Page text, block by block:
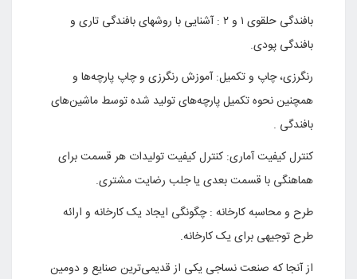
بافندگی حلقوی ۱ و ۲ : آشنایی با روشهای بافندگی تاری و
بافندگی پودی.
رنگرزی، چاپ و تکمیل: آموزش رنگرزی و چاپ پارچه‌ها و
همچنین نحوه تکمیل پارچه‌های تولید شده توسط ماشین‌های
بافندگی .
کنترل کیفیت آماری: کنترل کیفیت تولیدات هر قسمت برای
هماهنگی با قسمت بعدی یا جلب رضایت مشتری.
طرح و محاسبه کارخانه : چگونگی ایجاد یک کارخانه و ارائه
طرح توجیهی برای یک کارخانه.
از آنجا که صنعت نساجی یکی از قدیمی‌ترین صنایع و دومین